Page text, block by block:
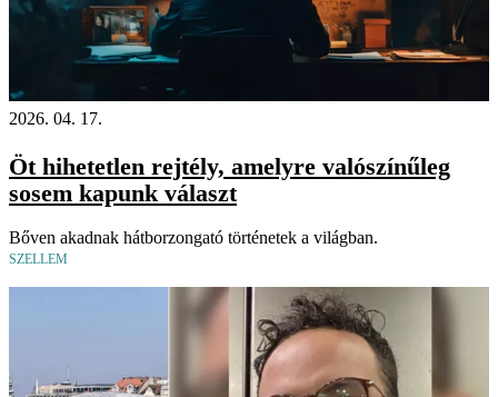
2026. 04. 17.
Öt hihetetlen rejtély, amelyre valószínűleg
sosem kapunk választ
Bőven akadnak hátborzongató történetek a világban.
SZELLEM